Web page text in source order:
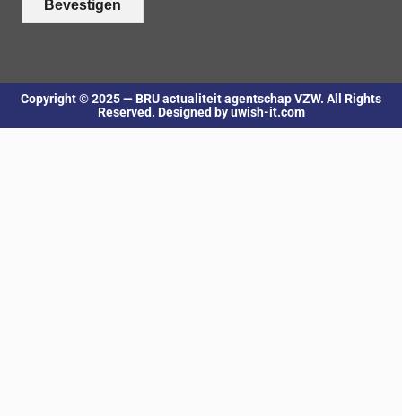
Bevestigen
Copyright © 2025 — BRU actualiteit agentschap VZW. All Rights
Reserved. Designed by uwish-it.com